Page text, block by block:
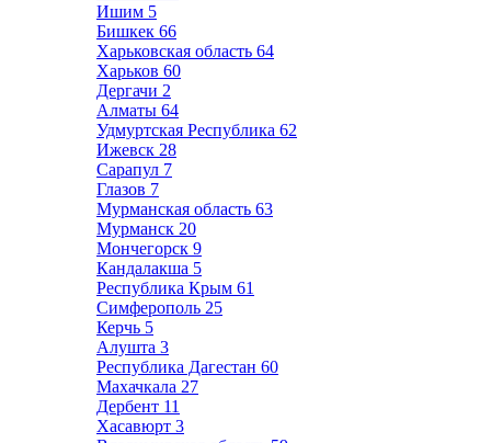
Ишим 5
Бишкек 66
Харьковская область 64
Харьков 60
Дергачи 2
Алматы 64
Удмуртская Республика 62
Ижевск 28
Сарапул 7
Глазов 7
Мурманская область 63
Мурманск 20
Мончегорск 9
Кандалакша 5
Республика Крым 61
Симферополь 25
Керчь 5
Алушта 3
Республика Дагестан 60
Махачкала 27
Дербент 11
Хасавюрт 3